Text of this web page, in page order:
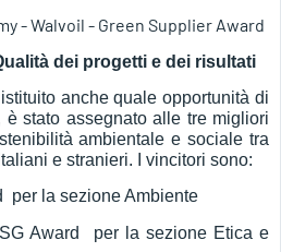
dei progetti e dei risultati
anche quale opportunità di
stato assegnato alle tre migliori
ambientale e sociale tra
e stranieri. I vincitori sono:
 per la sezione Ambiente
Award  per la sezione Etica e